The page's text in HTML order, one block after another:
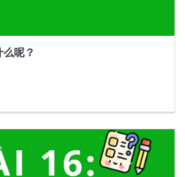
呢？